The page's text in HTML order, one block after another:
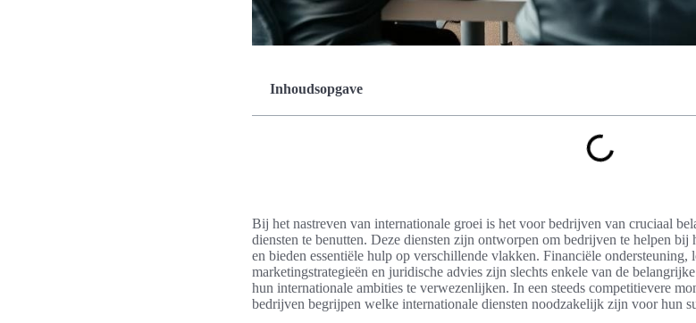
Inhoudsopgave
Bij het nastreven van internationale groei is het voor bedrijven van cruciaal
diensten te benutten. Deze diensten zijn ontworpen om bedrijven te helpen
en bieden essentiële hulp op verschillende vlakken. Financiële ondersteuning,
marketingstrategieën en juridische advies zijn slechts enkele van de
hun internationale ambities te verwezenlijken. In een steeds competitievere
bedrijven begrijpen welke internationale diensten noodzakelijk zijn voor hun